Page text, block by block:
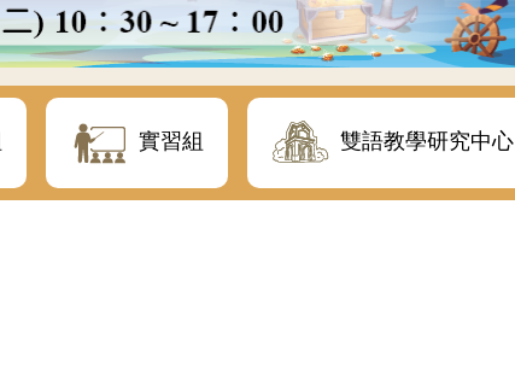
實習組 雙語教學研究中心